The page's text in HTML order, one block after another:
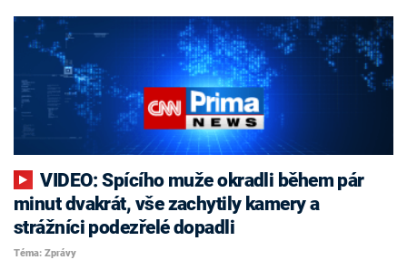
VIDEO: Spícího muže okradli během pár
minut dvakrát, vše zachytily kamery a
strážníci podezřelé dopadli
Téma: Zprávy